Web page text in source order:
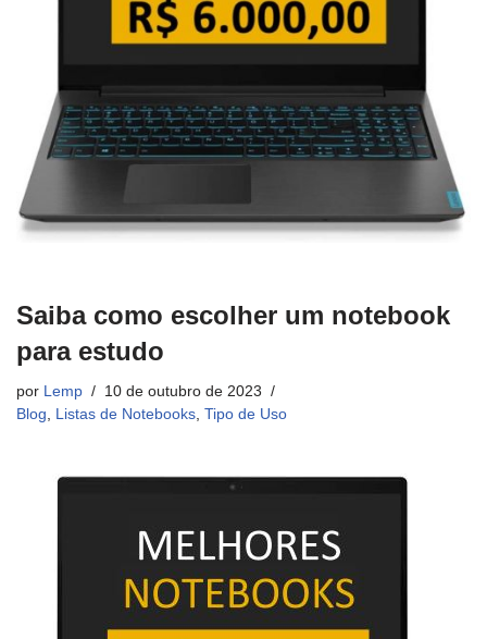
Saiba como escolher um notebook
para estudo
por Lemp
10 de outubro de 2023
Blog, Listas de Notebooks, Tipo de Uso